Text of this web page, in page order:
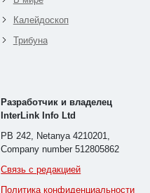
Калейдоскоп
Трибуна
Разработчик и владелец
InterLink Info Ltd
PB 242, Netanya 4210201,
Company number 512805862
Связь с редакцией
Политика конфиденциальности